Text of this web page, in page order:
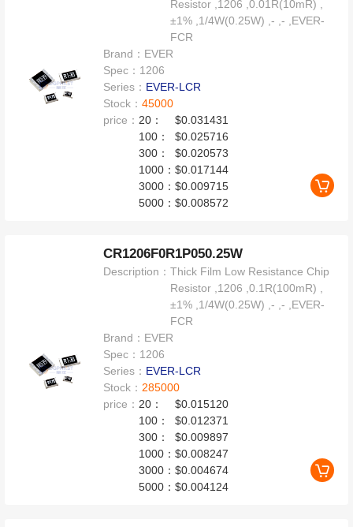
Resistor ,1206 ,0.01R(10mR) ,
±1% ,1/4W(0.25W) ,- ,- ,EVER-
FCR
Brand： EVER
Spec： 1206
Series： EVER-LCR
Stock：45000
price： 20：
$0.031431
100：
$0.025716
300：
$0.020573
1000：$0.017144
3000：$0.009715
5000：$0.008572
CR1206F0R1P050.25W
Description：Thick Film Low Resistance Chip
Resistor ,1206 ,0.1R(100mR) ,
±1% ,1/4W(0.25W) ,- ,- ,EVER-
FCR
Brand： EVER
Spec： 1206
Series： EVER-LCR
Stock：285000
price：20：
$0.015120
100：
$0.012371
300：
$0.009897
1000：$0.008247
3000：$0.004674
5000：$0.004124